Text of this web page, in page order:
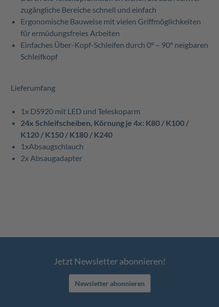
zugängliche Bereiche schnell und einfach
Ergonomische Bauweise mit vielen Griffmöglichkeiten
für ermüdungsfreies Arbeiten
Einfaches Über-Kopf-Schleifen durch 0° – 90° neigbaren
Schleifkopf
Lieferumfang
1x DS920 mit LED und Teleskoparm
24x Schleifscheiben, Körnung je 4x: K80 / K100 /
K120 / K150 / K180 / K240
1xAbsaugschlauch
2x Absaugadapter
Jetzt Newsletter abonnieren!
Newsletter abonnieren